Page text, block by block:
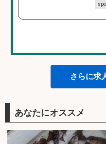
さらに求
あなたにオススメ